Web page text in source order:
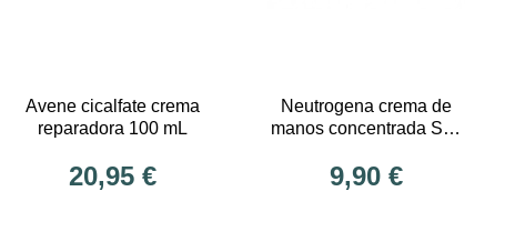
Avene cicalfate crema
reparadora 100 mL
20,95 €
Neutrogena crema de
manos concentrada SIN
9,90 €